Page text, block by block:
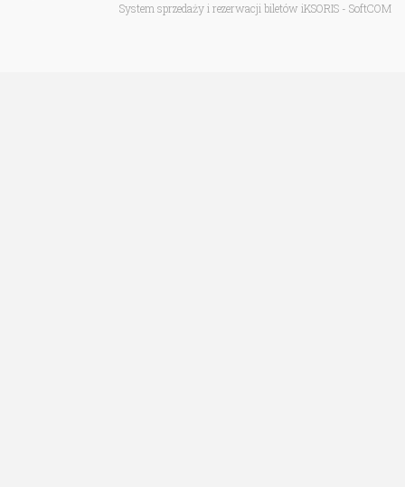
System sprzedaży i rezerwacji biletów iKSORIS - SoftCOM